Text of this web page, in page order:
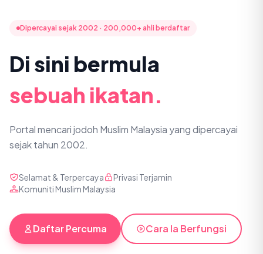
Dipercayai sejak 2002 · 200,000+ ahli berdaftar
Di sini bermula
sebuah ikatan.
Portal mencari jodoh Muslim Malaysia yang dipercayai
sejak tahun 2002.
Selamat & Terpercaya
Privasi Terjamin
Komuniti Muslim Malaysia
Daftar Percuma Cara Ia Berfungsi